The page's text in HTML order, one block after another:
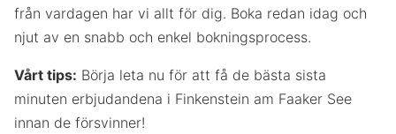
från vardagen har vi allt för dig. Boka redan idag och
njut av en snabb och enkel bokningsprocess.
Vårt tips: Börja leta nu för att få de bästa sista
minuten erbjudandena i Finkenstein am Faaker See
innan de försvinner!